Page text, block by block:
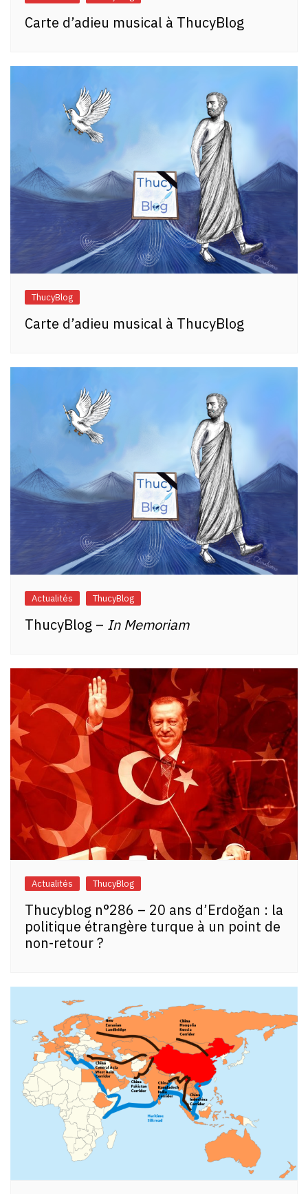
Carte d’adieu musical à ThucyBlog
ThucyBlog
Carte d’adieu musical à ThucyBlog
Actualités ThucyBlog
ThucyBlog – In Memoriam
Actualités ThucyBlog
Thucyblog n°286 – 20 ans d’Erdoğan : la
politique étrangère turque à un point de
non-retour ?